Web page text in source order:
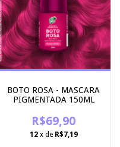
BOTO ROSA - MASCARA
PIGMENTADA 150ML
R$69,90
12 x de R$7,19